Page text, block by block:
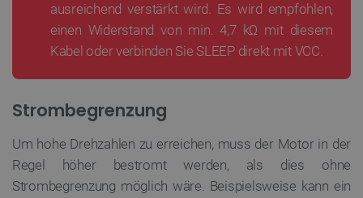
ausreichend verstärkt wird. Es wird empfohlen,
einen Widerstand von min. 4,7 kΩ mit diesem
Kabel oder verbinden Sie SLEEP direkt mit VCC.
Strombegrenzung
Um hohe Drehzahlen zu erreichen, muss der Motor in der
Regel höher bestromt werden, als dies ohne
Strombegrenzung möglich wäre. Beispielsweise kann ein
.botland.de
.botland.de